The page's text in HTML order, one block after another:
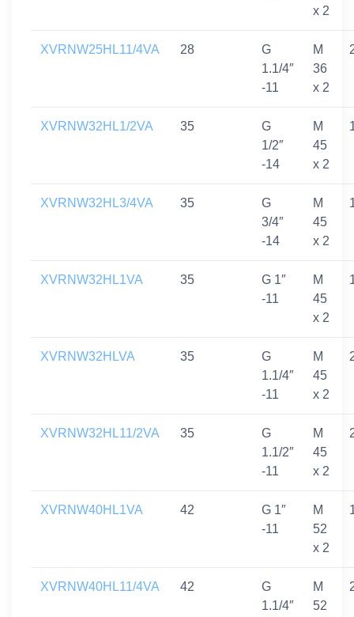
x 2
XVRNW25HL11/4VA 28
G
1.1/4″
-11
M
36
x 2
XVRNW32HL1/2VA 35
G
1/2″
-14
M
45
x 2
XVRNW32HL3/4VA 35
G
3/4″
-14
M
45
x 2
XVRNW32HL1VA 35
G 1″
-11
M
45
x 2
XVRNW32HLVA 35
G
1.1/4″
-11
M
45
x 2
XVRNW32HL11/2VA 35
G
1.1/2″
-11
M
45
x 2
XVRNW40HL1VA 42
G 1″
-11
M
52
x 2
XVRNW40HL11/4VA 42
G
1.1/4″
M
52